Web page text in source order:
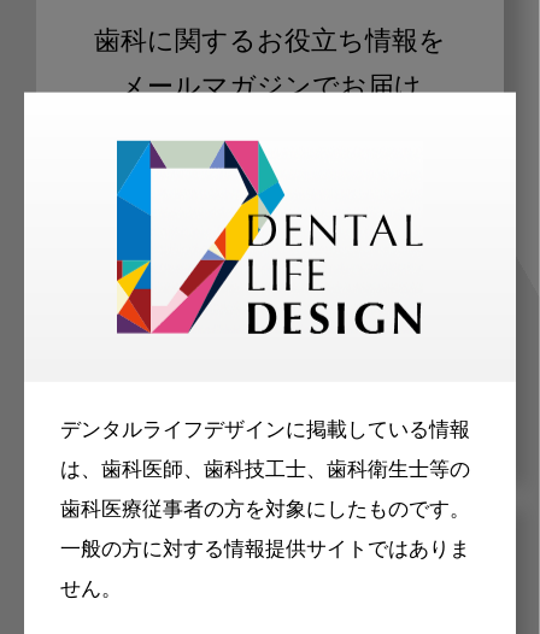
デンタルライフデザインに掲載している情報
は、歯科医師、歯科技工士、歯科衛生士等の
歯科医療従事者の方を対象にしたものです。
一般の方に対する情報提供サイトではありま
せん。
歯科に関するお役立ち情報を
メールマガジンでお届け
ご登録いただいた職種（歯科医師、歯
科衛生士、歯科技工士）に合わせた内
容のメールマガジンをお届けします。
メリット